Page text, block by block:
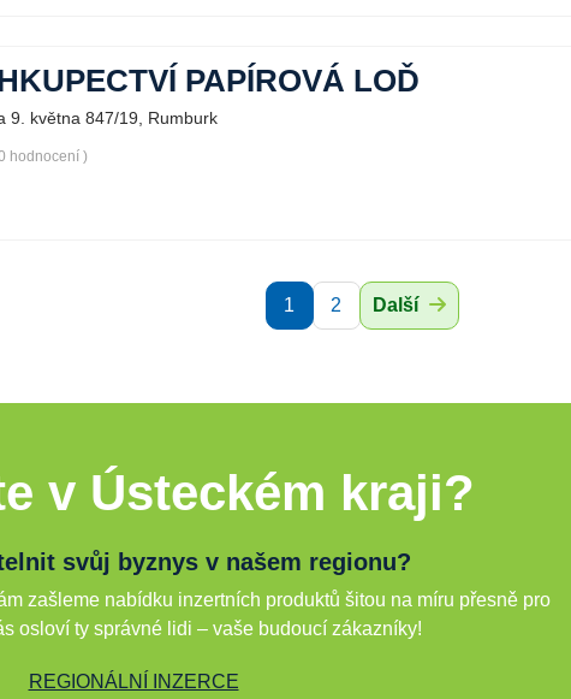
PAPÍROVÁ LOĎ
9. května 847/19, Rumburk
hodnocení )
1 2 Další
v Ústeckém kraji?
svůj byznys v našem regionu?
zašleme nabídku inzertních produktů šitou na míru přesně pro
osloví ty správné lidi – vaše budoucí zákazníky!
REGIONÁLNÍ INZERCE